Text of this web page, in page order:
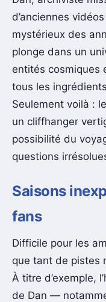
d’anciennes
mystérieux des
plonge dans un
entités cosmiques
tous les
Seulement voilà : le
un cliffhanger
possibilité du
questions
Saisons
fans
Difficile pour les
que tant de pistes
À titre d’exemple,
de Dan —